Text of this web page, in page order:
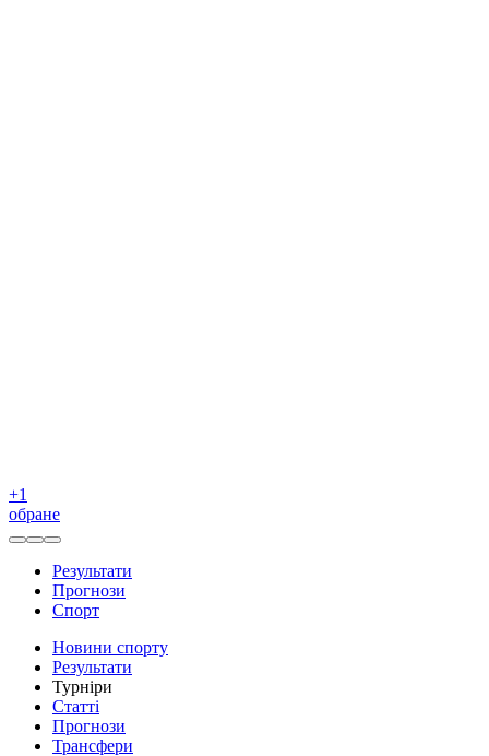
+1
обране
Результати
Прогнози
Спорт
Новини спорту
Результати
Турніри
Статті
Прогнози
Трансфери